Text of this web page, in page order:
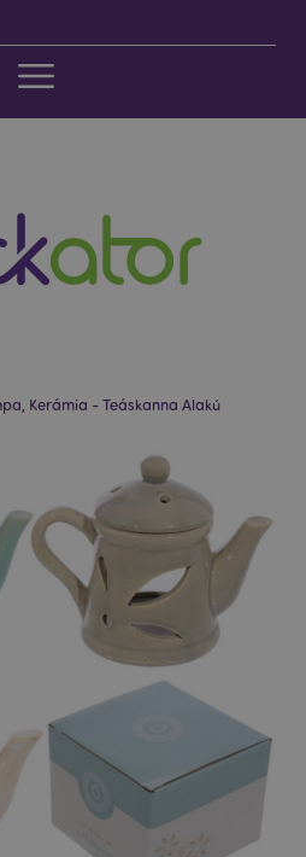
Kerámia - Teáskanna Alakú